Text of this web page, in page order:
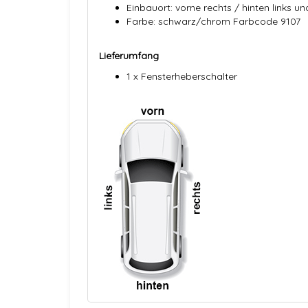
Einbauort: vorne rechts / hinten links
Farbe: schwarz/chrom Farbcode 9107
Lieferumfang
1 x Fensterheberschalter